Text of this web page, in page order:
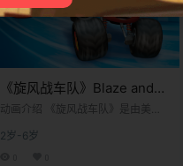
《旋风战车队》Blaze and
the Monster Machines英文
​​动画介绍​​ 《旋风战车队》是由​​美国
画剧集，于​​2014年10月13日​​首播。
2岁-6岁